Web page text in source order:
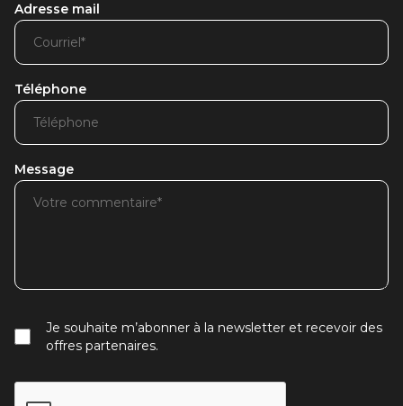
Adresse mail
Téléphone
Message
Je souhaite m’abonner à la newsletter et recevoir des
offres partenaires.